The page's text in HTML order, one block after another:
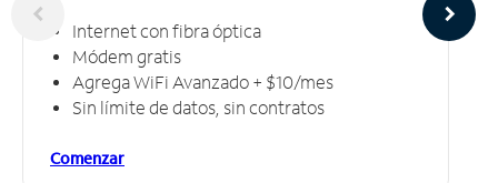
Internet con fibra óptica
Módem gratis
Agrega WiFi Avanzado + $10/mes
Sin límite de datos, sin contratos
Comenzar